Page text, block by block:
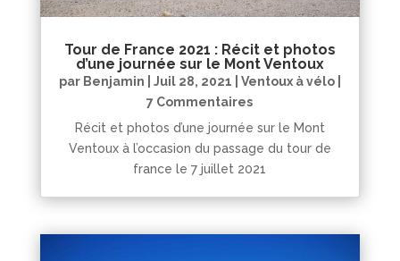
Tour de France 2021 : Récit et photos
d’une journée sur le Mont Ventoux
par Benjamin Juil 28, 2021 Ventoux à vélo|
7 Commentaires
Récit et photos d’une journée sur le Mont
Ventoux à l’occasion du passage du tour de
france le 7 juillet 2021